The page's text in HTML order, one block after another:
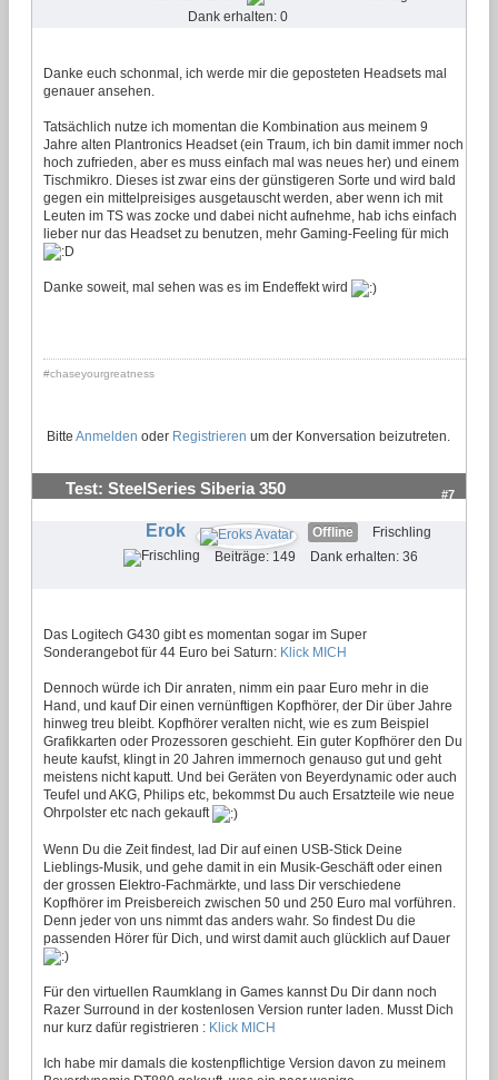
Dank erhalten: 0
Danke euch schonmal, ich werde mir die geposteten Headsets mal
genauer ansehen.
Tatsächlich nutze ich momentan die Kombination aus meinem 9
Jahre alten Plantronics Headset (ein Traum, ich bin damit immer noch
hoch zufrieden, aber es muss einfach mal was neues her) und einem
Tischmikro. Dieses ist zwar eins der günstigeren Sorte und wird bald
gegen ein mittelpreisiges ausgetauscht werden, aber wenn ich mit
Leuten im TS was zocke und dabei nicht aufnehme, hab ichs einfach
lieber nur das Headset zu benutzen, mehr Gaming-Feeling für mich
Danke soweit, mal sehen was es im Endeffekt wird
#chaseyourgreatness
Bitte Anmelden oder Registrieren um der Konversation beizutreten.
Test: SteelSeries Siberia 350 #7
Erok Offline
Frischling
Beiträge: 149
Dank erhalten: 36
Das Logitech G430 gibt es momentan sogar im Super
Sonderangebot für 44 Euro bei Saturn: Klick MICH
Dennoch würde ich Dir anraten, nimm ein paar Euro mehr in die
Hand, und kauf Dir einen vernünftigen Kopfhörer, der Dir über Jahre
hinweg treu bleibt. Kopfhörer veralten nicht, wie es zum Beispiel
Grafikkarten oder Prozessoren geschieht. Ein guter Kopfhörer den Du
heute kaufst, klingt in 20 Jahren immernoch genauso gut und geht
meistens nicht kaputt. Und bei Geräten von Beyerdynamic oder auch
Teufel und AKG, Philips etc, bekommst Du auch Ersatzteile wie neue
Ohrpolster etc nach gekauft
Wenn Du die Zeit findest, lad Dir auf einen USB-Stick Deine
Lieblings-Musik, und gehe damit in ein Musik-Geschäft oder einen
der grossen Elektro-Fachmärkte, und lass Dir verschiedene
Kopfhörer im Preisbereich zwischen 50 und 250 Euro mal vorführen.
Denn jeder von uns nimmt das anders wahr. So findest Du die
passenden Hörer für Dich, und wirst damit auch glücklich auf Dauer
Für den virtuellen Raumklang in Games kannst Du Dir dann noch
Razer Surround in der kostenlosen Version runter laden. Musst Dich
nur kurz dafür registrieren : Klick MICH
Ich habe mir damals die kostenpflichtige Version davon zu meinem